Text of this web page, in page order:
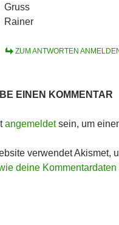
Gruss
Rainer
ZUM ANTWORTEN
EINEN KOMMENTAR
angemeldetsein, um
verwendet Akismet,
deine